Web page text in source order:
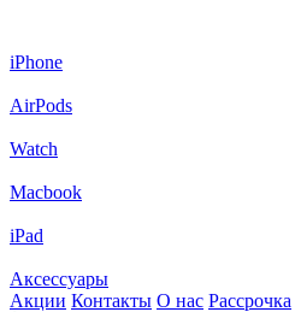
iPhone
AirPods
Watch
Macbook
iPad
Аксессуары
Акции Контакты О нас Рассрочка